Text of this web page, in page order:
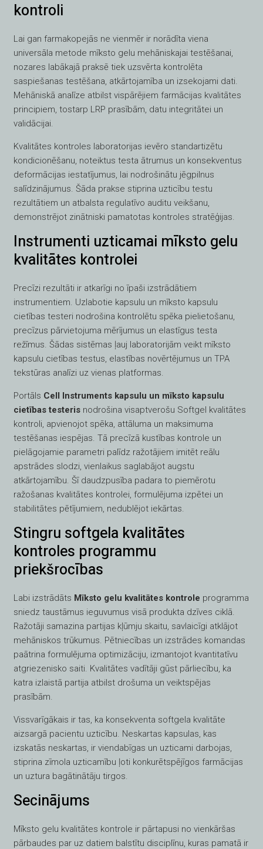
kontroli
Lai gan farmakopejās ne vienmēr ir norādīta viena
universāla metode mīksto gelu mehāniskajai testēšanai,
nozares labākajā praksē tiek uzsvērta kontrolēta
saspiešanas testēšana, atkārtojamība un izsekojami dati.
Mehāniskā analīze atbilst vispārējiem farmācijas kvalitātes
principiem, tostarp LRP prasībām, datu integritātei un
validācijai.
Kvalitātes kontroles laboratorijas ievēro standartizētu
kondicionēšanu, noteiktus testa ātrumus un konsekventus
deformācijas iestatījumus, lai nodrošinātu jēgpilnus
salīdzinājumus. Šāda prakse stiprina uzticību testu
rezultātiem un atbalsta regulatīvo auditu veikšanu,
demonstrējot zinātniski pamatotas kontroles stratēģijas.
Instrumenti uzticamai mīksto gelu
kvalitātes kontrolei
Precīzi rezultāti ir atkarīgi no īpaši izstrādātiem
instrumentiem. Uzlabotie kapsulu un mīksto kapsulu
cietības testeri nodrošina kontrolētu spēka pielietošanu,
precīzus pārvietojuma mērījumus un elastīgus testa
režīmus. Šādas sistēmas ļauj laboratorijām veikt mīksto
kapsulu cietības testus, elastības novērtējumus un TPA
tekstūras analīzi uz vienas platformas.
Portāls Cell Instruments kapsulu un mīksto kapsulu
cietības testeris nodrošina visaptverošu Softgel kvalitātes
kontroli, apvienojot spēka, attāluma un maksimuma
testēšanas iespējas. Tā precīzā kustības kontrole un
pielāgojamie parametri palīdz ražotājiem imitēt reālu
apstrādes slodzi, vienlaikus saglabājot augstu
atkārtojamību. Šī daudzpusība padara to piemērotu
ražošanas kvalitātes kontrolei, formulējuma izpētei un
stabilitātes pētījumiem, nedublējot iekārtas.
Stingru softgela kvalitātes
kontroles programmu
priekšrocības
Labi izstrādāts Mīksto gelu kvalitātes kontrole programma
sniedz taustāmus ieguvumus visā produkta dzīves ciklā.
Ražotāji samazina partijas kļūmju skaitu, savlaicīgi atklājot
mehāniskos trūkumus. Pētniecības un izstrādes komandas
paātrina formulējuma optimizāciju, izmantojot kvantitatīvu
atgriezenisko saiti. Kvalitātes vadītāji gūst pārliecību, ka
katra izlaistā partija atbilst drošuma un veiktspējas
prasībām.
Vissvarīgākais ir tas, ka konsekventa softgela kvalitāte
aizsargā pacientu uzticību. Neskartas kapsulas, kas
izskatās neskartas, ir viendabīgas un uzticami darbojas,
stiprina zīmola uzticamību ļoti konkurētspējīgos farmācijas
un uztura bagātinātāju tirgos.
Secinājums
Mīksto gelu kvalitātes kontrole ir pārtapusi no vienkāršas
pārbaudes par uz datiem balstītu disciplīnu, kuras pamatā ir